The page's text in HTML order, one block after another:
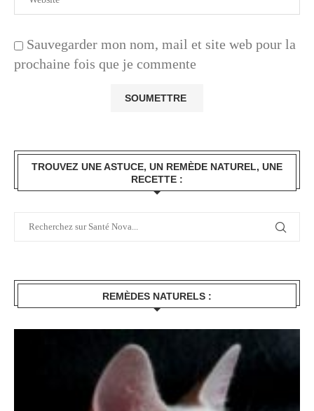
Sauvegarder mon nom, mail et site web pour la
prochaine fois que je commente
TROUVEZ UNE ASTUCE, UN REMÈDE NATUREL, UNE
RECETTE :
REMÈDES NATURELS :